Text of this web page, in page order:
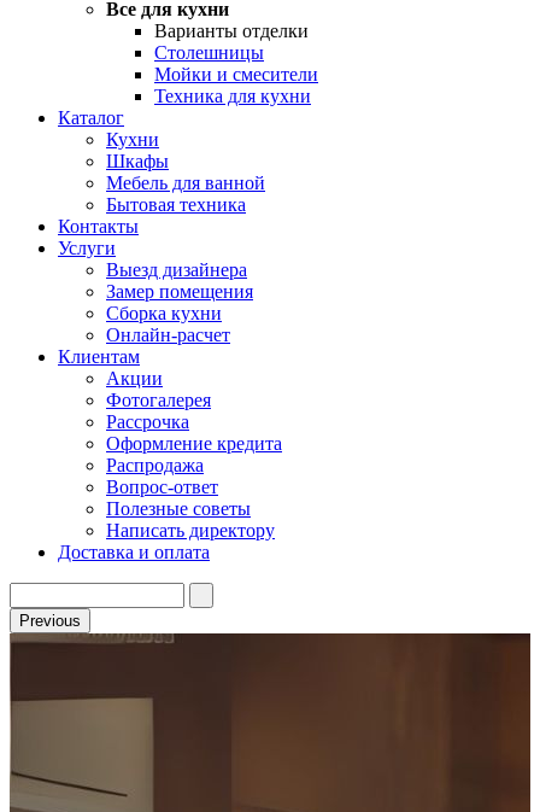
Все для кухни
Варианты отделки
Столешницы
Мойки и смесители
Техника для кухни
Каталог
Кухни
Шкафы
Мебель для ванной
Бытовая техника
Контакты
Услуги
Выезд дизайнера
Замер помещения
Сборка кухни
Онлайн-расчет
Клиентам
Акции
Фотогалерея
Рассрочка
Оформление кредита
Распродажа
Вопрос-ответ
Полезные советы
Написать директору
Доставка и оплата
Previous